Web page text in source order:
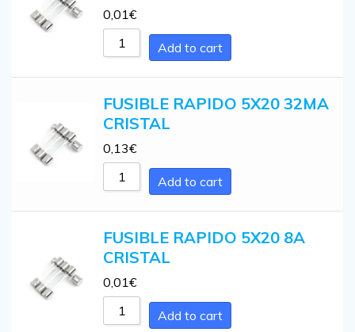
0,01€
Add to cart
FUSIBLE RAPIDO 5X20 32MA
CRISTAL
0,13€
Add to cart
FUSIBLE RAPIDO 5X20 8A
CRISTAL
0,01€
Add to cart